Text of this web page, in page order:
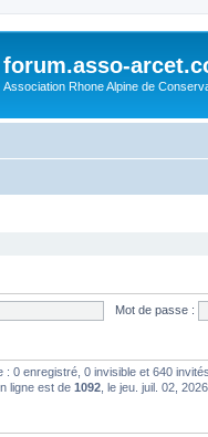
forum.asso-
Association Rhone Alpine de
Mot de passe :
: 0 enregistré, 0 invisible et 640
ligne est de 1092 , le jeu. juil. 02,